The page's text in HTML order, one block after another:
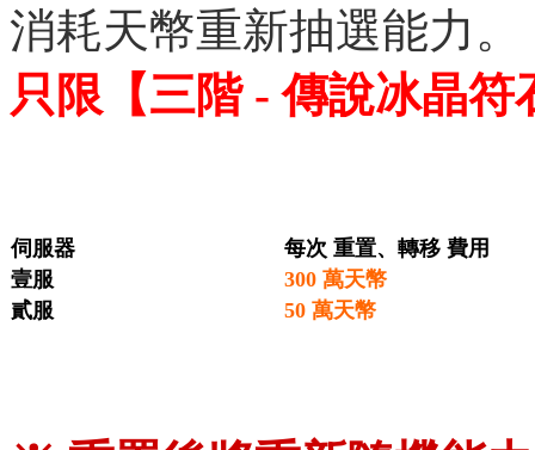
消耗天幣重新抽選能力。
只限【三階 - 傳說冰晶
伺服器
每次 重置、轉移 費用
壹服
300 萬天幣
貳服
50 萬天幣